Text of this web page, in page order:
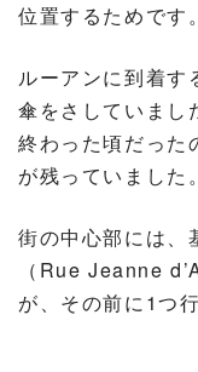
位置するためです。
ルーアンに到着す
傘をさしていまし
終わった頃だった
が残っていました。
街の中心部には、
（Rue Jeanne
が、その前に1つ